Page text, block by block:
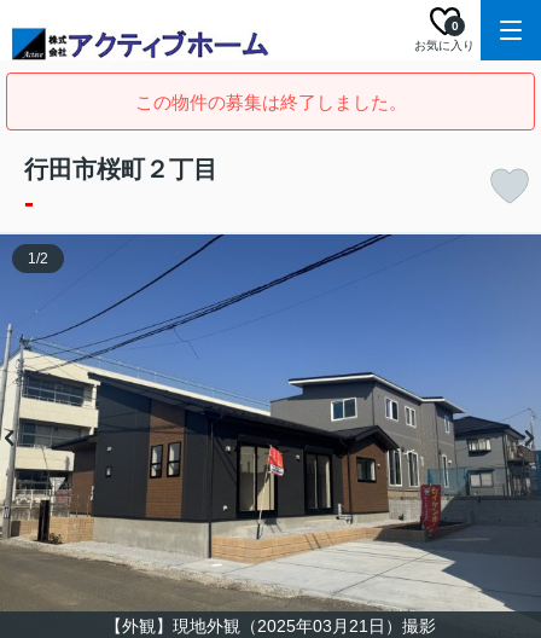
お気に入り
0
この物件の募集は終了しました。
行田市桜町２丁目
-
【外観】現地外観（2025年03月21日）撮影
1/2